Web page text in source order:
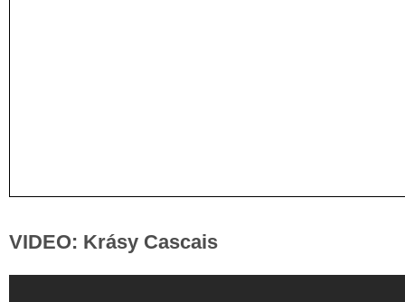
VIDEO: Krásy Cascais